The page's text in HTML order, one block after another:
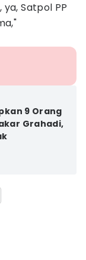
Satpol PP
9 Orang
Grahadi,